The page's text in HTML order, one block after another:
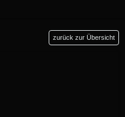
zurück zur Übersicht